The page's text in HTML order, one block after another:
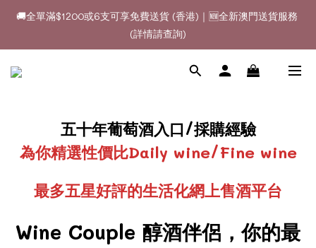
🚚全單滿$1200或6支可享免費送貨 (香港)｜🆕全新澳門送貨服務
(詳情請查詢)
(詳情請查詢)
🍷酒款、優惠經常更新，請時刻追蹤我地😊｜🤵👰Wine Couple
五十年葡萄酒入口/採購經驗
為你精選性價比Daily wine/Fine wine
最多五星好評的生活化網上售酒平台
Wine Couple 醇酒伴侶，你的最